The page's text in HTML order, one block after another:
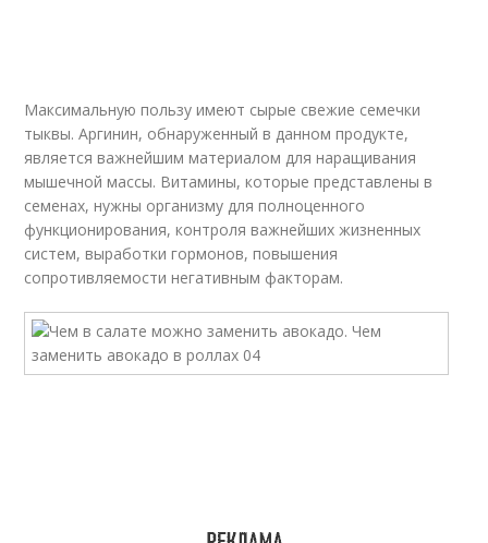
Максимальную пользу имеют сырые свежие семечки
тыквы. Аргинин, обнаруженный в данном продукте,
является важнейшим материалом для наращивания
мышечной массы. Витамины, которые представлены в
семенах, нужны организму для полноценного
функционирования, контроля важнейших жизненных
систем, выработки гормонов, повышения
сопротивляемости негативным факторам.